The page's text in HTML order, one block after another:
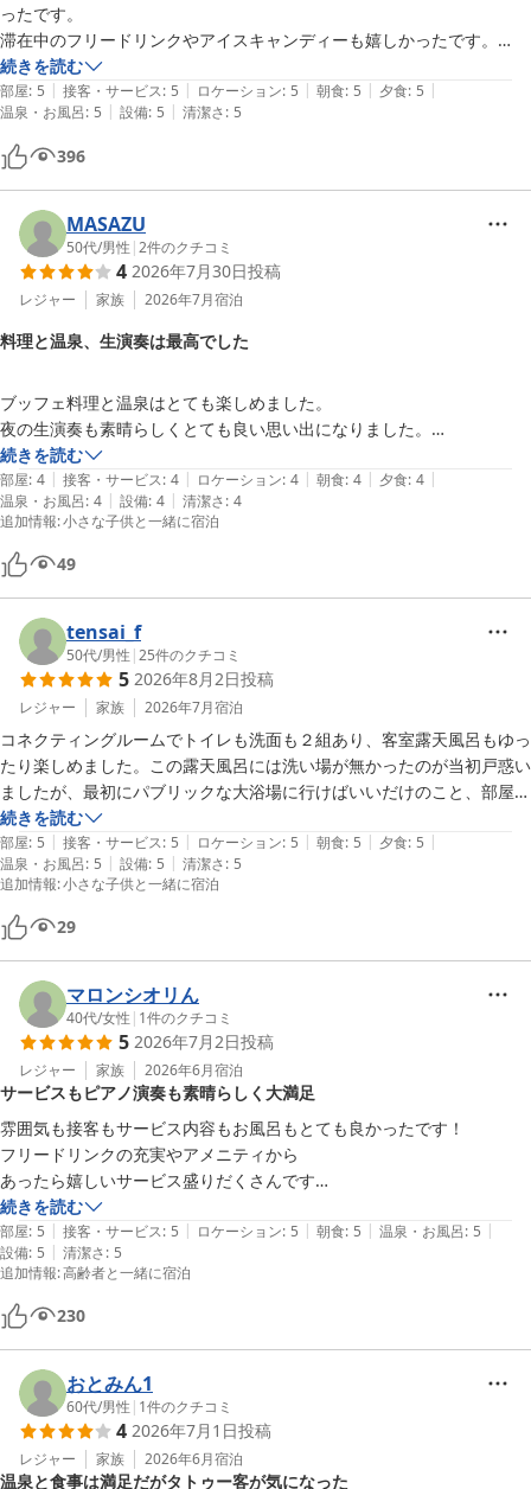
ったです。
滞在中のフリードリンクやアイスキャンディーも嬉しかったです。
脱衣所から温泉までは長めの階段があり脚腰の弱い方は多少不便を感じ
るかも知れませんが、広めの大浴場と心地の良い露天風呂でとても泉質
が良くお肌がスベスベになりました。
朝晩共に美味しいご馳走を頂けました。夕食後にはアットホームなミニ
コンサートで音楽を楽しむことが出来ました。
シーズンオフに訪れたので静かで落ち着いた雰囲気の中でゆったりと贅
沢な時を過ごすことが出来、大変満足しております。
ありがとうございました。
続きを読む
部屋: 5 | 接客・サービス: 5 | ロケーション: 5 | 朝食: 5 | 夕食: 5 |
温泉・お風呂: 5 | 設備: 5 | 清潔さ: 5
396
MASAZU
50代/男性 |2件のクチコミ
4 2026年7月30日投稿
レジャー 家族 2026年7月宿泊
料理と温泉、生演奏は最高でした
ブッフェ料理と温泉はとても楽しめました。
夜の生演奏も素晴らしくとても良い思い出になりました。
朝にホテル近くを散策していたら、火事に遭遇しました。
続きを読む
部屋: 4 | 接客・サービス: 4 | ロケーション: 4 | 朝食: 4 | 夕食: 4 |
温泉・お風呂: 4 | 設備: 4 | 清潔さ: 4
追加情報:小さな子供と一緒に宿泊
49
tensai_f
50代/男性 |25件のクチコミ
5 2026年8月2日投稿
レジャー 家族 2026年7月宿泊
コネクティングルームでトイレも洗面も２組あり、客室露天風呂もゆっ
たり楽しめました。この露天風呂には洗い場が無かったのが当初戸惑い
ましたが、最初にパブリックな大浴場に行けばいいだけのこと、部屋に
戻って繰り返し入るだけなのでまったく問題ありませんでした。
夕食、朝食共に素晴らしいクォリティ、ビールもご当地ルピシアのクラ
フトビールをいただき、ずいぶん長い時間、楽しませていただきまし
た。
ロビーにはフリーのドリンクとアイスのサービスがあり、嬉しかったで
す。
続きを読む
部屋: 5 | 接客・サービス: 5 | ロケーション: 5 | 朝食: 5 | 夕食: 5 |
温泉・お風呂: 5 | 設備: 5 | 清潔さ: 5
追加情報:小さな子供と一緒に宿泊
29
マロンシオリん
40代/女性 | 1件のクチコミ
5 2026年7月2日投稿
レジャー 家族 2026年6月宿泊
サービスもピアノ演奏も素晴らしく大満足
雰囲気も接客もサービス内容もお風呂もとても良かったです！
フリードリンクの充実やアメニティから
あったら嬉しいサービス盛りだくさんです
モーニングのみついてるプランでしたが
ブッフェもどれも美味しくて夜のブッフェも絶対美味しいんだろうなと
予想できます
夜ロビーでピアノの生演奏を1時間聴くことができてとても良い夜を過
ごせました
またぜひ利用したいです！
続きを読む
部屋: 5 | 接客・サービス: 5 | ロケーション: 5 | 朝食: 5 | 温泉・お風呂: 5 |
設備: 5 | 清潔さ: 5
追加情報:高齢者と一緒に宿泊
230
おとみん1
60代/男性 | 1件のクチコミ
4 2026年7月1日投稿
レジャー 家族 2026年6月宿泊
温泉と食事は満足だがタトゥー客が気になった